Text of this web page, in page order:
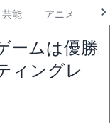
芸能 アニメ
ームは優勝
ィングレ